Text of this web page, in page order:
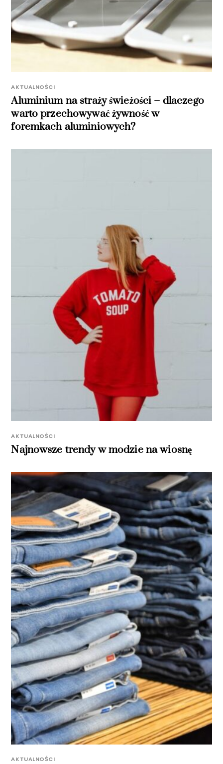
AKTUALNOŚCI
Aluminium na straży świeżości – dlaczego
warto przechowywać żywność w
foremkach aluminiowych?
AKTUALNOŚCI
Najnowsze trendy w modzie na wiosnę
AKTUALNOŚCI